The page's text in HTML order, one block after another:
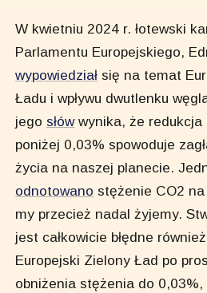
W kwietniu 2024 r. łotewski
Parlamentu Europejskiego,
wypowiedział się na temat
Ładu i wpływu dwutlenku
jego słówwynika, że redukcja
poniżej 0,03% spowoduje
życia na naszej planecie.
odnotowano stężenie CO2
my przecież nadal żyjemy.
jest całkowicie błędne
Europejski Zielony Ład po
obniżenia stężenia do 0,03%,